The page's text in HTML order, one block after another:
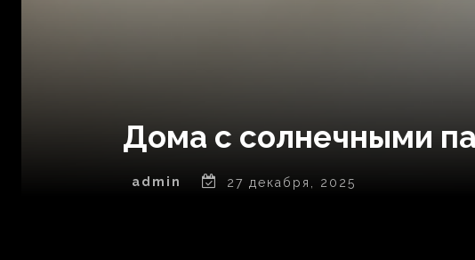
Дома с солнечными
admin 27 декабря, 2025